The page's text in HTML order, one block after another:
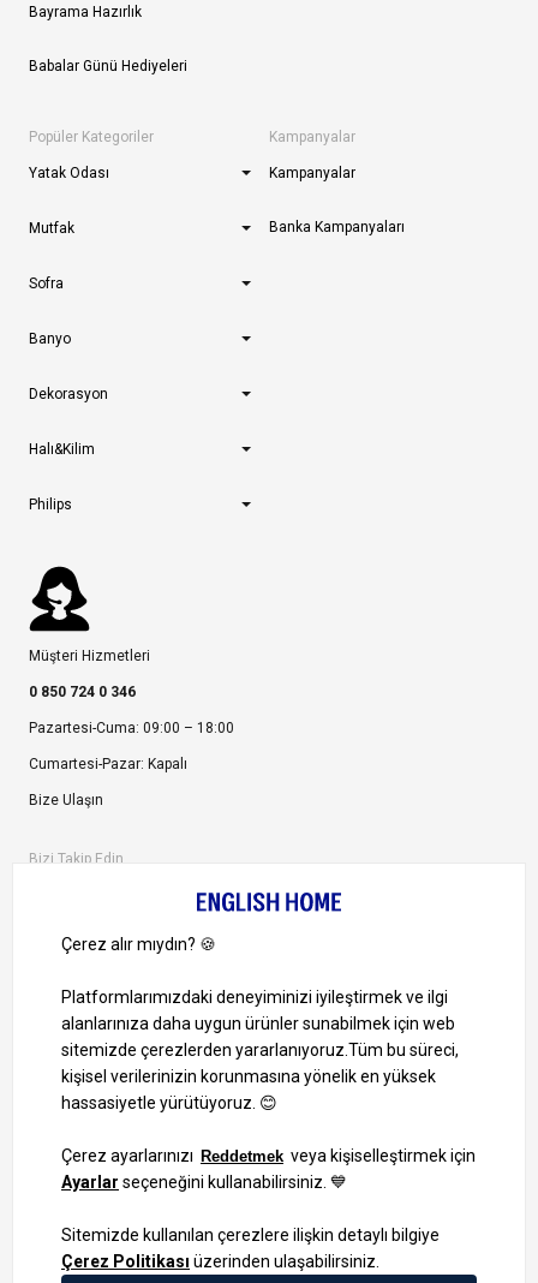
Bayrama Hazırlık
Babalar Günü Hediyeleri
Popüler Kategoriler
Yatak Odası
Mutfak
Sofra
Banyo
Dekorasyon
Halı&Kilim
Philips
Kampanyalar
Kampanyalar
Banka Kampanyaları
Müşteri Hizmetleri
0 850 724 0 346
Pazartesi-Cuma: 09:00 – 18:00
Cumartesi-Pazar: Kapalı
Bize Ulaşın
Bizi Takip Edin
1000 TL ve Üzeri Alışverişlerinizde Kargo Bedava!
Bilgi Toplum Hizmetleri
KVKK Veri İşleme Politikamız
Site Haritası